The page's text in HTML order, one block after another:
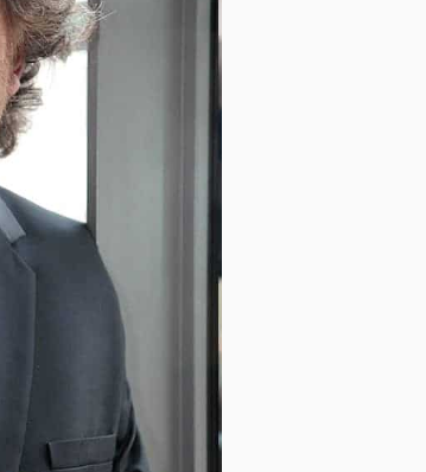
Společenské rukavice
Obaly na oblek